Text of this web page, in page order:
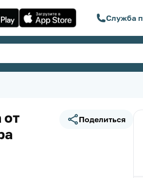
Служба
от
Поделиться